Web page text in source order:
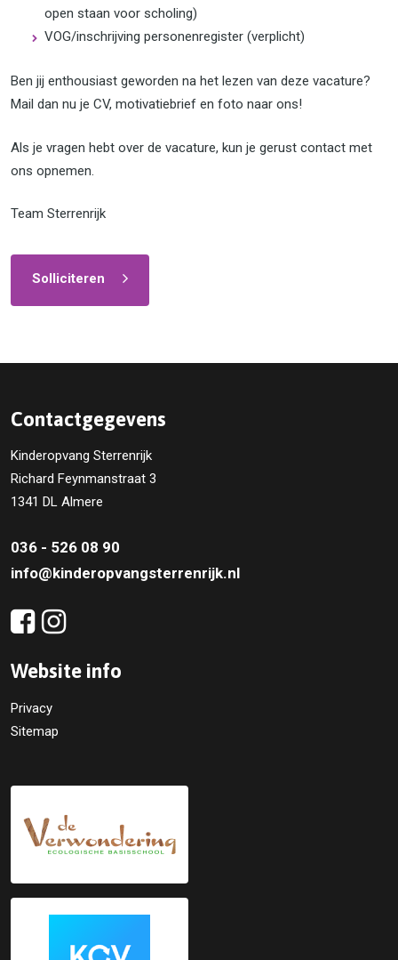
open staan voor scholing)
VOG/inschrijving personenregister (verplicht)
Ben jij enthousiast geworden na het lezen van deze vacature?
Mail dan nu je CV, motivatiebrief en foto naar ons!
Als je vragen hebt over de vacature, kun je gerust contact met
ons opnemen.
Team Sterrenrijk
Solliciteren
Contactgegevens
Kinderopvang Sterrenrijk
Richard Feynmanstraat 3
1341 DL Almere
036 - 526 08 90
info@kinderopvangsterrenrijk.nl
Website info
Privacy
Sitemap